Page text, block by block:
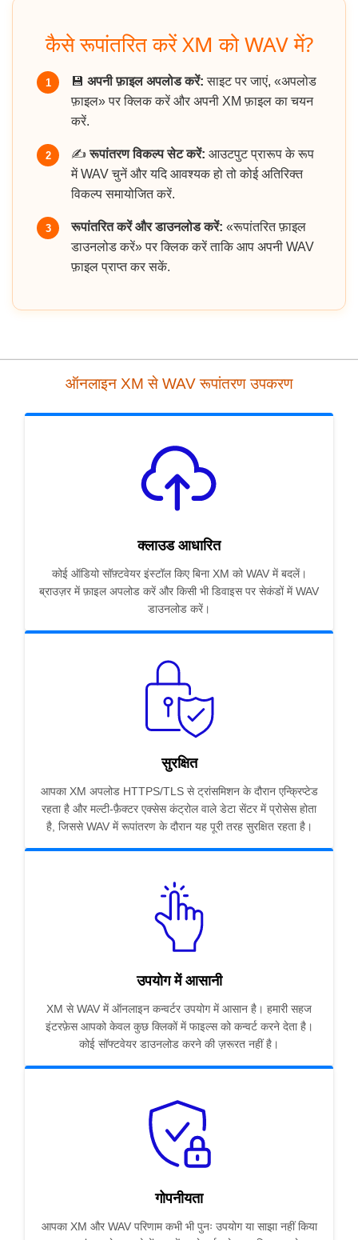
कैसे रूपांतरित करें XM को WAV में?
1 💾 अपनी फ़ाइल अपलोड करें: साइट पर जाएं, «अपलोड
फ़ाइल» पर क्लिक करें और अपनी XM फ़ाइल का चयन
करें.
2 ✍️रूपांतरण विकल्प सेट करें: आउटपुट प्रारूप के रूप
में WAV चुनें और यदि आवश्यक हो तो कोई अतिरिक्त
विकल्प समायोजित करें.
3 रूपांतरित करें और डाउनलोड करें: «रूपांतरित फ़ाइल
डाउनलोड करें» पर क्लिक करें ताकि आप अपनी WAV
फ़ाइल प्राप्त कर सकें.
ऑनलाइन XM से WAV रूपांतरण उपकरण
क्लाउड आधारित
कोई ऑडियो सॉफ़्टवेयर इंस्टॉल किए बिना XM को WAV में बदलें।
ब्राउज़र में फ़ाइल अपलोड करें और किसी भी डिवाइस पर सेकंडों में WAV
डाउनलोड करें।
सुरक्षित
आपका XM अपलोड HTTPS/TLS से ट्रांसमिशन के दौरान एन्क्रिप्टेड
रहता है और मल्टी-फ़ैक्टर एक्सेस कंट्रोल वाले डेटा सेंटर में प्रोसेस होता
है, जिससे WAV में रूपांतरण के दौरान यह पूरी तरह सुरक्षित रहता है।
उपयोग में आसानी
XM से WAV में ऑनलाइन कन्वर्टर उपयोग में आसान है। हमारी सहज
इंटरफ़ेस आपको केवल कुछ क्लिकों में फाइल्स को कन्वर्ट करने देता है।
कोई सॉफ्टवेयर डाउनलोड करने की ज़रूरत नहीं है।
गोपनीयता
आपका XM और WAV परिणाम कभी भी पुनः उपयोग या साझा नहीं किया